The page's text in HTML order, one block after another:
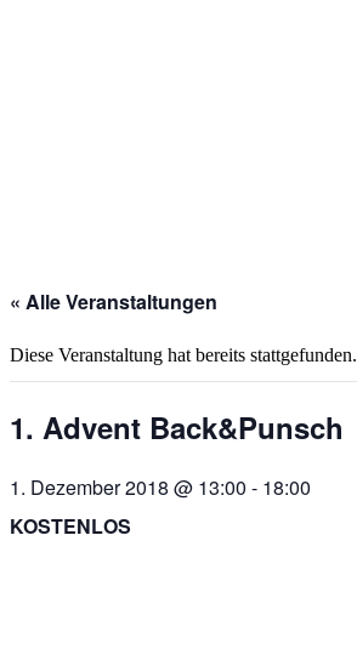
« Alle Veranstaltungen
Diese Veranstaltung hat bereits stattgefunden.
1. Advent Back&Punsch
1. Dezember 2018 @ 13:00 - 18:00
KOSTENLOS